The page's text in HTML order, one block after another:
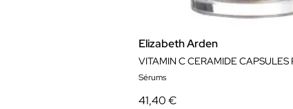
Elizabeth Arden
Sérums
41,40 €